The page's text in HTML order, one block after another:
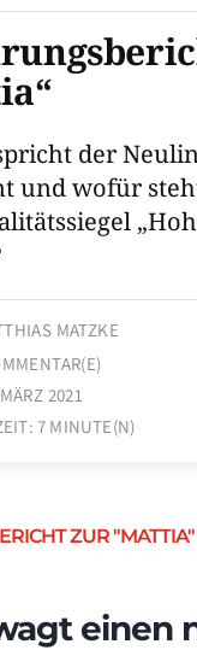
der
und wofür
MATZKE
2021
7 MINUTE(N)
ZUR "MATTIA"
einen